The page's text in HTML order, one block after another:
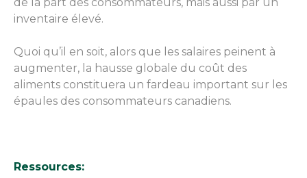
de la part des consommateurs, mais aussi par un
inventaire élevé.
Quoi qu’il en soit, alors que les salaires peinent à
augmenter, la hausse globale du coût des
aliments constituera un fardeau important sur les
épaules des consommateurs canadiens.
Ressources: